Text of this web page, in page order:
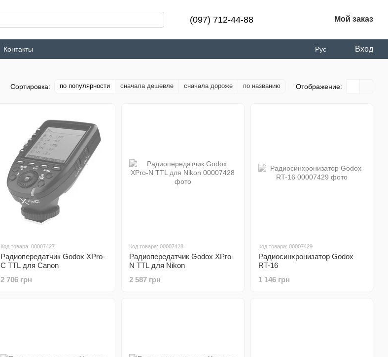
(097) 712-44-88 Мой заказ
Контакты Рус Вход
Сортировка: по популярности сначала дешевле сначала дороже по названию Отображение:
Код товара: 00007427
Радиопередатчик Godox XPro-
C TTL для Canon
2 706 грн
Код товара: 00007428
Радиопередатчик Godox XPro-
N TTL для Nikon
2 587 грн
Код товара: 00007429
Радиосинхронизатор Godox
RT-16
1 146 грн